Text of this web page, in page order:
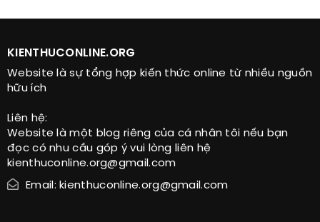
KIENTHUCONLINE.ORG
Website là sự tổng hợp kiến thức online từ nhiều nguồn
hữu ích
Liên hệ:
Website là một blog riêng của cá nhân tôi nếu bạn
đọc có nhu cầu góp ý vui lòng liên hệ
kienthuconline.org@gmail.com
Email: kienthuconline.org@gmail.com